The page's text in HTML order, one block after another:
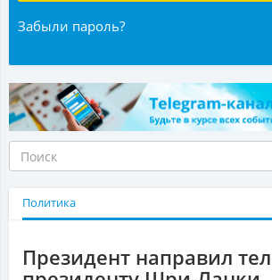
Забыли пароль?
Политика
Президент направил